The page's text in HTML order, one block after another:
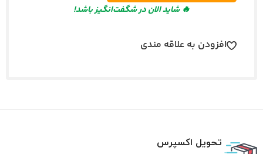
🔥 شاید الان در شگفت‌انگیز باشد!
افزودن به علاقه مندی
تحویل اکسپرس